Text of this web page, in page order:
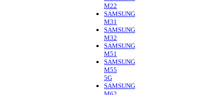
M22
SAMSUNG
M31
SAMSUNG
M32
SAMSUNG
M51
SAMSUNG
M55
5G
SAMSUNG